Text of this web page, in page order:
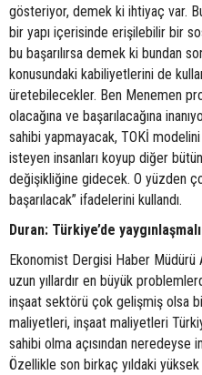
gösteriyor, demek ki ihtiyaç var.
bir yapı içerisinde erişilebilir bir
bu başarılırsa demek ki bundan
konusundaki kabiliyetlerini de
üretebilecekler. Ben Menemen
olacağına ve başarılacağına
sahibi yapmayacak, TOKİ
isteyen insanları koyup diğer
değişikliğine gidecek. O yüzden
başarılacak” ifadelerini kullandı.
Duran: Türkiye’de yaygınlaşmalı
Ekonomist Dergisi Haber Müdürü
uzun yıllardır en büyük
inşaat sektörü çok gelişmiş olsa
maliyetleri, inşaat maliyetleri
sahibi olma açısından neredeyse
Özellikle son birkaç yıldaki